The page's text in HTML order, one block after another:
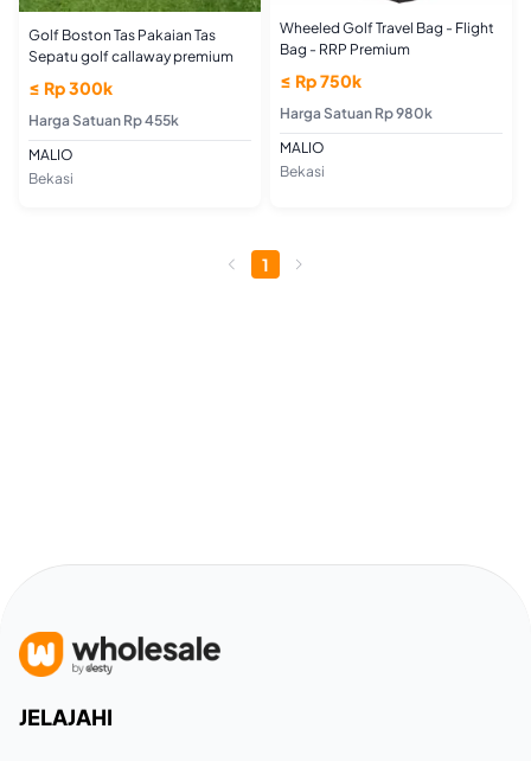
Golf Boston Tas Pakaian Tas
Sepatu golf callaway premium
≤ Rp 300k
Harga Satuan Rp 455k
MALIO
Bekasi
Wheeled Golf Travel Bag - Flight
Bag - RRP Premium
≤ Rp 750k
Harga Satuan Rp 980k
MALIO
Bekasi
1
JELAJAHI